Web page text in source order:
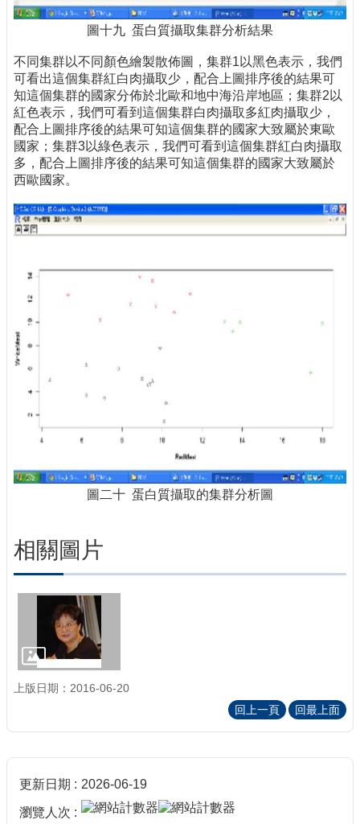
圖十九 蛋白質攝取集群分析結果
不同集群以不同顏色繪製散佈圖，集群1以黑色表示，我們
可看出這個集群紅白肉攝取少，配合上圖排序後的結果可
知這個集群的國家分佈於北歐和地中海沿岸地區；集群2以
紅色表示，我們可看到這個集群白肉攝取多紅肉攝取少，
配合上圖排序後的結果可知這個集群的國家大致屬於東歐
國家；集群3以綠色表示，我們可看到這個集群紅白肉攝取
多，配合上圖排序後的結果可知這個集群的國家大致屬於
西歐國家。
圖二十 蛋白質攝取的集群分析圖
相關圖片
上版日期：2016-06-20
回上一頁
回最上面
更新日期 2026-06-19
瀏覽人次